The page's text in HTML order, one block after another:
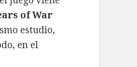
of War
estudio,
en el